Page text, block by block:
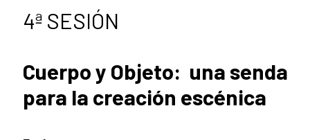
4ª SESIÓN
Cuerpo y Objeto: una senda
para la creación escénica